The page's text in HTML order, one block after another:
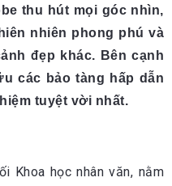
thu hút mọi góc nhìn,
nhiên phong phú và
đẹp khác. Bên cạnh
các bảo tàng hấp dẫn
tuyệt vời nhất.
Khoa học nhân văn, nằm